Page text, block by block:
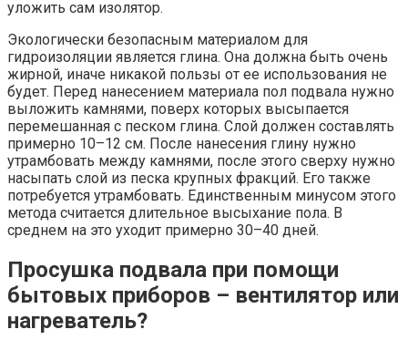
уложить сам изолятор.
Экологически безопасным материалом для
гидроизоляции является глина. Она должна быть очень
жирной, иначе никакой пользы от ее использования не
будет. Перед нанесением материала пол подвала нужно
выложить камнями, поверх которых высыпается
перемешанная с песком глина. Слой должен составлять
примерно 10–12 см. После нанесения глину нужно
утрамбовать между камнями, после этого сверху нужно
насыпать слой из песка крупных фракций. Его также
потребуется утрамбовать. Единственным минусом этого
метода считается длительное высыхание пола. В
среднем на это уходит примерно 30–40 дней.
Просушка подвала при помощи
бытовых приборов – вентилятор или
нагреватель?